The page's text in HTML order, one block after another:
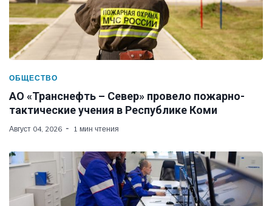
ОБЩЕСТВО
АО «Транснефть – Север» провело пожарно-
тактические учения в Республике Коми
Август 04, 2026 1 мин чтения